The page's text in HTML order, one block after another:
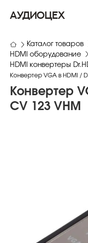
АУДИОЦЕХ
Каталог товаров
HDMI оборудование
HDMI конвертеры
Конвертер VGA в HDMI /
Конвертер
CV 123 VHM